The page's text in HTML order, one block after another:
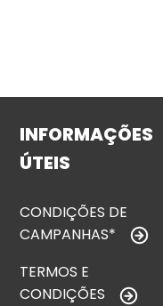
INFORMAÇÕES
ÚTEIS
CONDIÇÕES DE
CAMPANHAS*
TERMOS E
CONDIÇÕES